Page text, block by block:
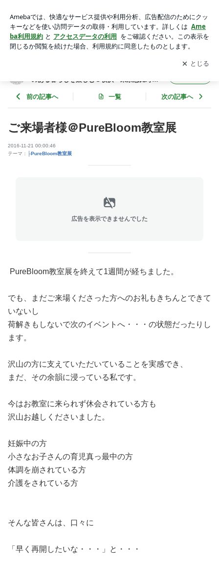
レンジで木の実のある暮らしを楽しむ＠横浜・東京恵比寿Pur
eBloom
アプリをダウンロードして ブログの更新通知
を受け取りまし
ょう。
開く
のある暮らしを楽しむ＠横浜・東京恵比寿Pu
前の記事へ 一覧 次の記事へ
ご来場者様＠PureBloom教室展
2016-11-21 00:00:46
テーマ：
├PureBloom教室展
広告を表示できませんでした
PureBloom教室展を終えて1週間が経ちました。
でも、まだご来場くださった方へのお礼もきちんとできて
いないし
荷解きもしないで次のイベントへ・・・の状態だったりし
ます。
沢山の方に支えていただいていることを実感でき、
まだ、その余韻に浸っている私です。
今はお教室に来られず休会されている方も
沢山お越しくださいました。
妊娠中の方
小さなお子さんの育児真っ最中の方
体調を崩されている方
介護をされている方
そんな皆さんは、口々に
「早く再開したいな・・・」と・・・